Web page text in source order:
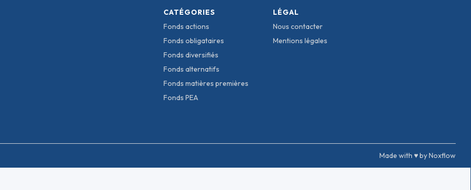
CATÉGORIES
Fonds actions
Fonds obligataires
Fonds diversifiés
Fonds alternatifs
Fonds matières premières
Fonds PEA
LÉGAL
Nous contacter
Mentions légales
Made with ♥ by Noxflow